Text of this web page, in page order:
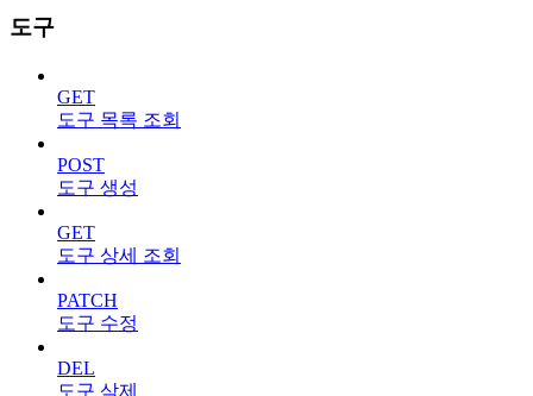
도구
GET
도구 목록 조회
POST
도구 생성
GET
도구 상세 조회
PATCH
도구 수정
DEL
도구 삭제